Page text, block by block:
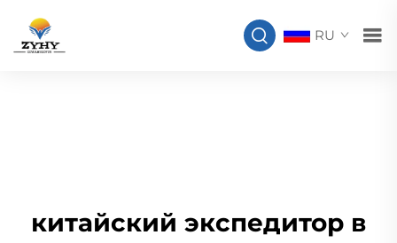
RU
китайский экспедитор в